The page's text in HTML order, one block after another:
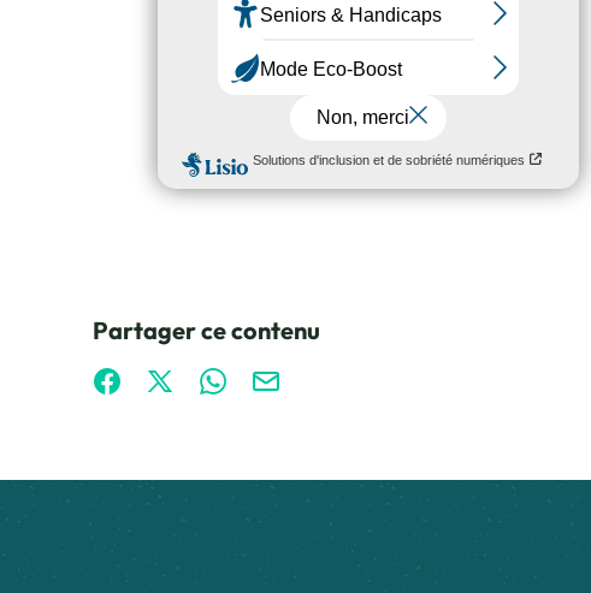
Partager ce contenu
Partager sur Facebook (nouvelle fenêtre)
Partager sur X / Twitter (nouvelle fenêtre)
Partager sur WhatsApp
Partager par mail